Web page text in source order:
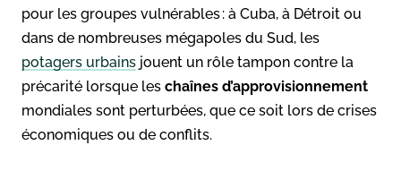
pour les groupes vulnérables : à Cuba, à Détroit ou
dans de nombreuses mégapoles du Sud, les
potagers urbains jouent un rôle tampon contre la
précarité lorsque les chaînes d’approvisionnement
mondiales sont perturbées, que ce soit lors de crises
économiques ou de conflits.